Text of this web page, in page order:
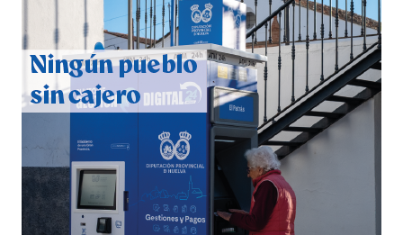
QUINTA CORRIDA DE LAS FIESTAS COLOMBINAS
2026
hace 1 semana ·Huelvatv